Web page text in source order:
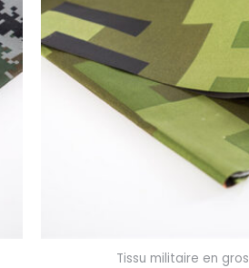
Tissu militaire en gros